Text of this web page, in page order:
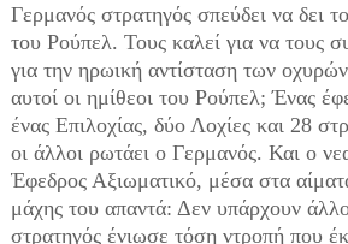
Γερμανός στρατηγός σπεύδει να δει
του Ρούπελ. Τους καλεί για να τους
για την ηρωική αντίσταση των
αυτοί οι ημίθεοι του Ρούπελ; Ένας
ένας Επιλοχίας, δύο Λοχίες και 28
οι άλλοι ρωτάει ο Γερμανός. Και ο
Έφεδρος Αξιωματικό, μέσα στα
μάχης του απαντά: Δεν υπάρχουν
στρατηγός ένιωσε τόση ντροπή που